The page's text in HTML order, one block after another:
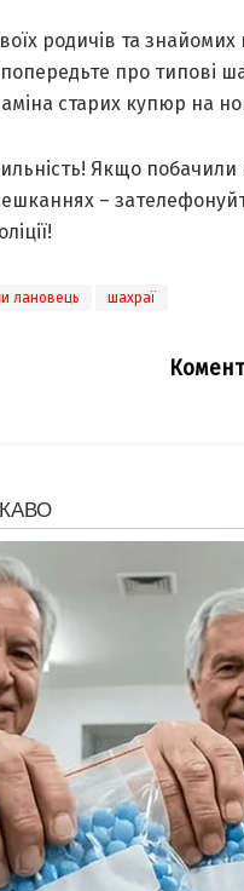
родичів та
про типові
старих купюр на
Якщо побачили
–
лановець шахраї